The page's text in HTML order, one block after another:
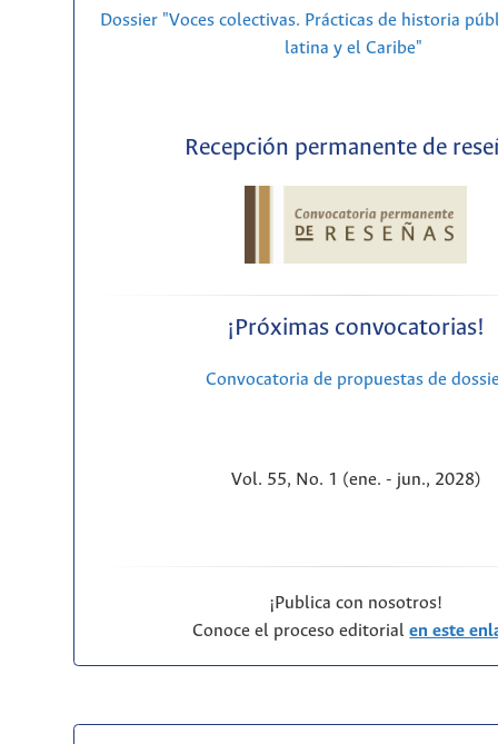
Dossier "Voces colectivas. Prácticas de historia
latina y el Caribe"
Recepción permanente de
¡Próximas convocatorias!
Convocatoria de propuestas de
Vol. 55, No. 1 (ene. - jun., 2028)
¡Publica con nosotros!
Conoce el proceso editorialen este